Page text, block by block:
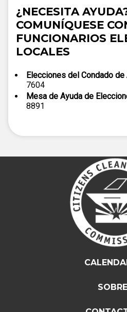
¿NECESITA
COMUNÍQUESE
FUNCIONARIOS
LOCALES
Elecciones del Condado de
7604
Mesa de Ayuda de
8891